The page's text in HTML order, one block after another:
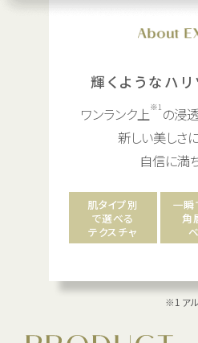
輝くようなハ
ワンランク上※1 の浸
新しい美しさ
自信に満
肌タイプ別
で選べる
テクスチャ
一瞬
角
※1 ア